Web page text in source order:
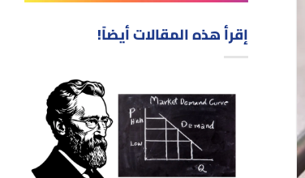
إقرأ هذه المقالات أيضاً!